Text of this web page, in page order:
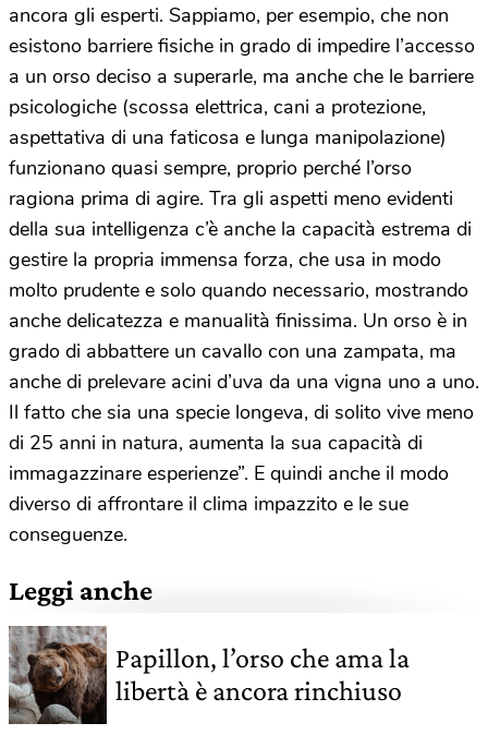
ancora gli esperti. Sappiamo, per esempio, che non
esistono barriere fisiche in grado di impedire l’accesso
a un orso deciso a superarle, ma anche che le barriere
psicologiche (scossa elettrica, cani a protezione,
aspettativa di una faticosa e lunga manipolazione)
funzionano quasi sempre, proprio perché l’orso
ragiona prima di agire. Tra gli aspetti meno evidenti
della sua intelligenza c’è anche la capacità estrema di
gestire la propria immensa forza, che usa in modo
molto prudente e solo quando necessario, mostrando
anche delicatezza e manualità finissima. Un orso è in
grado di abbattere un cavallo con una zampata, ma
anche di prelevare acini d’uva da una vigna uno a uno.
Il fatto che sia una specie longeva, di solito vive meno
di 25 anni in natura, aumenta la sua capacità di
immagazzinare esperienze”. E quindi anche il modo
diverso di affrontare il clima impazzito e le sue
conseguenze.
Leggi anche
Papillon, l’orso che ama la
libertà è ancora rinchiuso